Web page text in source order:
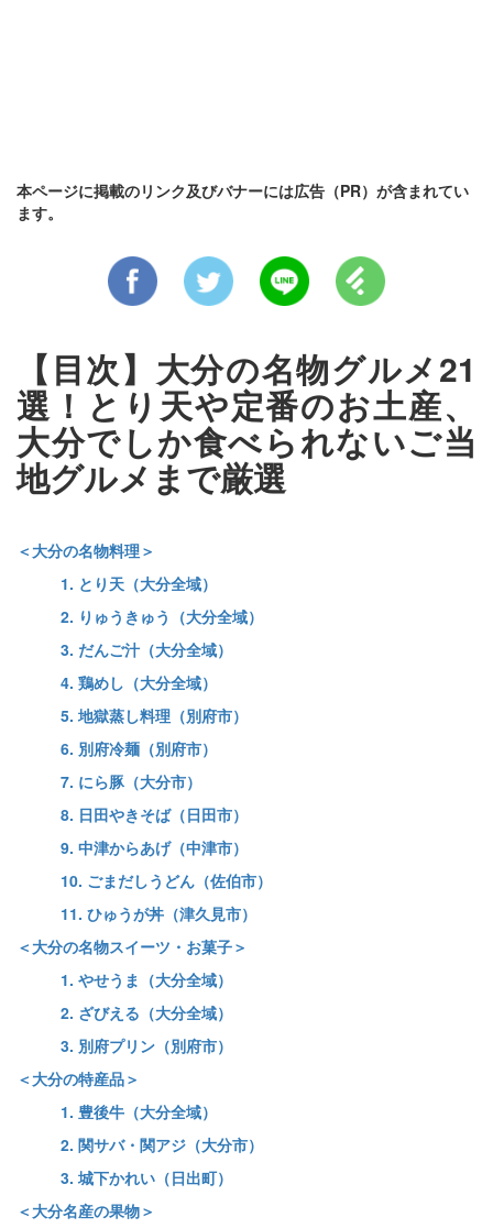
本ページに掲載のリンク及びバナーには広告（PR）が含まれてい
ます。
【目次】大分の名物グルメ21
選！とり天や定番のお土産、
大分でしか食べられないご当
地グルメまで厳選
＜大分の名物料理＞
1. とり天（大分全域）
2. りゅうきゅう（大分全域）
3. だんご汁（大分全域）
4. 鶏めし（大分全域）
5. 地獄蒸し料理（別府市）
6. 別府冷麺（別府市）
7. にら豚（大分市）
8. 日田やきそば（日田市）
9. 中津からあげ（中津市）
10. ごまだしうどん（佐伯市）
11. ひゅうが丼（津久見市）
＜大分の名物スイーツ・お菓子＞
1. やせうま（大分全域）
2. ざびえる（大分全域）
3. 別府プリン（別府市）
＜大分の特産品＞
1. 豊後牛（大分全域）
2. 関サバ・関アジ（大分市）
3. 城下かれい（日出町）
＜大分名産の果物＞